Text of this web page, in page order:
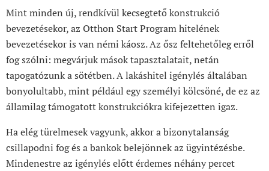
Mint minden új, rendkívül kecsegtető konstrukció
bevezetésekor, az Otthon Start Program hitelének
bevezetésekor is van némi káosz. Az ősz feltehetőleg erről
fog szólni: megvárjuk mások tapasztalatait, netán
tapogatózunk a sötétben. A lakáshitel igénylés általában
bonyolultabb, mint például egy személyi kölcsöné, de ez az
államilag támogatott konstrukciókra kifejezetten igaz.
Ha elég türelmesek vagyunk, akkor a bizonytalanság
csillapodni fog és a bankok belejönnek az ügyintézésbe.
Mindenestre az igénylés előtt érdemes néhány percet